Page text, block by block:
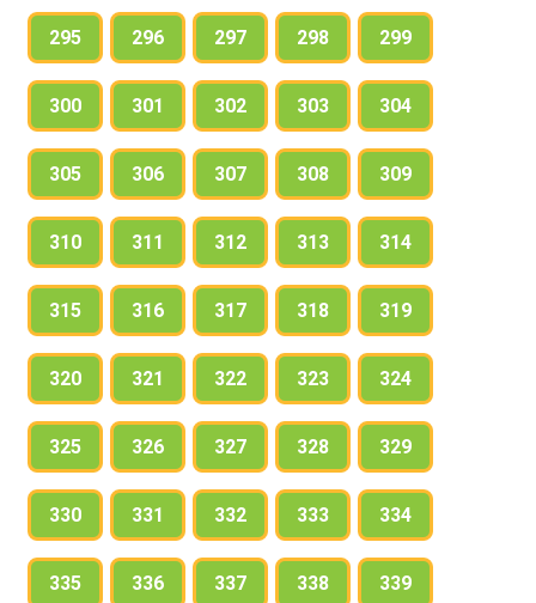
295 296 297 298 299
300 301 302 303 304
305 306 307 308 309
310 311 312 313 314
315 316 317 318 319
320 321 322 323 324
325 326 327 328 329
330 331 332 333 334
335 336 337 338 339